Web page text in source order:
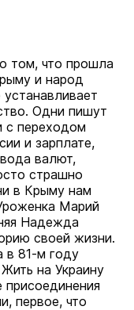
том, что прошла
и народ
Одни пишут
с переходом
и зарплате,
валют,
страшно
в Крыму нам
Марий
Надежда
своей жизни.
81-м году
на Украину
первое, что